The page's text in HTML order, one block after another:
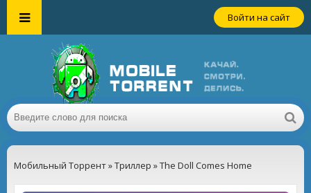
Войти на сайт
Мобильный Торрент»Триллер » The Doll Comes Home